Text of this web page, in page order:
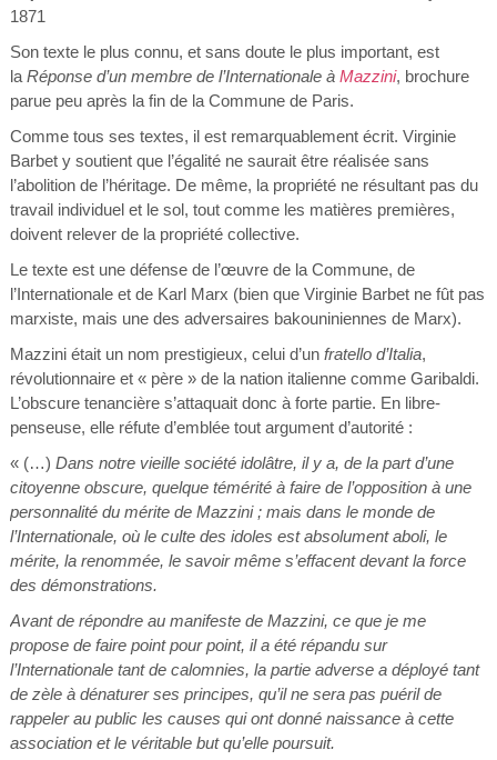
1871
Son texte le plus connu, et sans doute le plus important, est
la Réponse d’un membre de l’Internationale à Mazzini, brochure
parue peu après la fin de la Commune de Paris.
Comme tous ses textes, il est remarquablement écrit. Virginie
Barbet y soutient que l’égalité ne saurait être réalisée sans
l’abolition de l’héritage. De même, la propriété ne résultant pas du
travail individuel et le sol, tout comme les matières premières,
doivent relever de la propriété collective.
Le texte est une défense de l’œuvre de la Commune, de
l’Internationale et de Karl Marx (bien que Virginie Barbet ne fût pas
marxiste, mais une des adversaires bakouniniennes de Marx).
Mazzini était un nom prestigieux, celui d’un fratello d’Italia,
révolutionnaire et « père » de la nation italienne comme Garibaldi.
L’obscure tenancière s’attaquait donc à forte partie. En libre-
penseuse, elle réfute d’emblée tout argument d’autorité :
« (…) Dans notre vieille société idolâtre, il y a, de la part d’une
citoyenne obscure, quelque témérité à faire de l’opposition à une
personnalité du mérite de Mazzini ; mais dans le monde de
l’Internationale, où le culte des idoles est absolument aboli, le
mérite, la renommée, le savoir même s’effacent devant la force
des démonstrations.
Avant de répondre au manifeste de Mazzini, ce que je me
propose de faire point pour point, il a été répandu sur
l’Internationale tant de calomnies, la partie adverse a déployé tant
de zèle à dénaturer ses principes, qu’il ne sera pas puéril de
rappeler au public les causes qui ont donné naissance à cette
association et le véritable but qu’elle poursuit.